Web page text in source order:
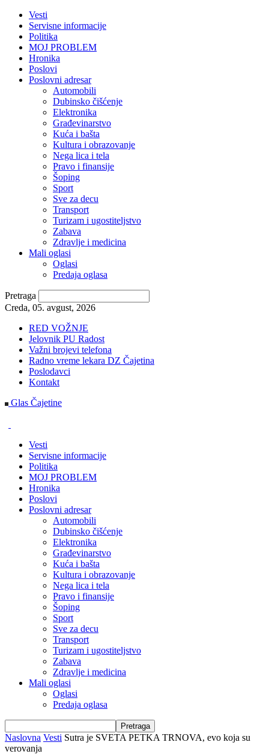
Vesti
Servisne informacije
Politika
MOJ PROBLEM
Hronika
Poslovi
Poslovni adresar
Automobili
Dubinsko čišćenje
Elektronika
Građevinarstvo
Kuća i bašta
Kultura i obrazovanje
Nega lica i tela
Pravo i finansije
Šoping
Sport
Sve za decu
Transport
Turizam i ugostiteljstvo
Zabava
Zdravlje i medicina
Mali oglasi
Oglasi
Predaja oglasa
Pretraga
Creda, 05. avgust, 2026
RED VOŽNJE
Jelovnik PU Radost
Važni brojevi telefona
Radno vreme lekara DZ Čajetina
Poslodavci
Kontakt
Glas Čajetine
Vesti
Servisne informacije
Politika
MOJ PROBLEM
Hronika
Poslovi
Poslovni adresar
Automobili
Dubinsko čišćenje
Elektronika
Građevinarstvo
Kuća i bašta
Kultura i obrazovanje
Nega lica i tela
Pravo i finansije
Šoping
Sport
Sve za decu
Transport
Turizam i ugostiteljstvo
Zabava
Zdravlje i medicina
Mali oglasi
Oglasi
Predaja oglasa
Naslovna Vesti Sutra je SVETA PETKA TRNOVA, evo koja su
verovanja